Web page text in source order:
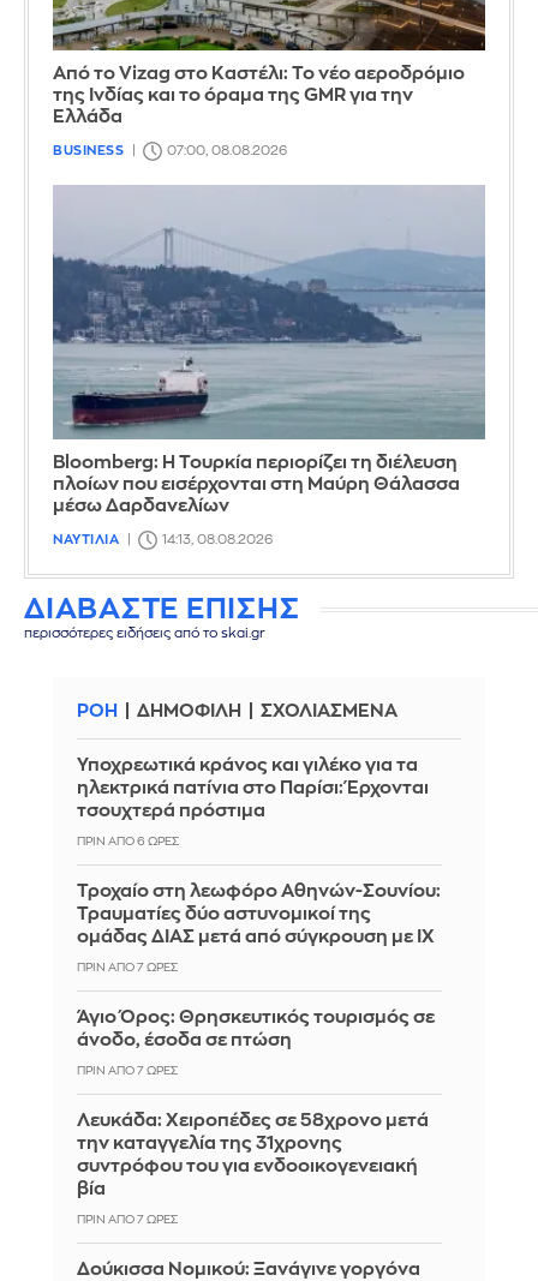
Από το Vizag στο Καστέλι: Το νέο αεροδρόμιο
της Ινδίας και το όραμα της GMR για την
Ελλάδα
BUSINESS 07:00, 08.08.2026
Bloomberg: Η Τουρκία περιορίζει τη διέλευση
πλοίων που εισέρχονται στη Μαύρη Θάλασσα
μέσω Δαρδανελίων
ΝΑΥΤΙΛΙΑ 14:13, 08.08.2026
ΔΙΑΒΑΣΤΕ ΕΠΙΣΗΣ
περισσότερες ειδήσεις από το skai.gr
ΡΟΗ ΔΗΜΟΦΙΛΗ ΣΧΟΛΙΑΣΜΕΝΑ
Υποχρεωτικά κράνος και γιλέκο για τα
ηλεκτρικά πατίνια στο Παρίσι: Έρχονται
τσουχτερά πρόστιμα
ΠΡΙΝ ΑΠΌ 6 ΏΡΕΣ
Τροχαίο στη λεωφόρο Αθηνών-Σουνίου:
Τραυματίες δύο αστυνομικοί της
ομάδας ΔΙΑΣ μετά από σύγκρουση με ΙΧ
ΠΡΙΝ ΑΠΌ 7 ΏΡΕΣ
Άγιο Όρος: Θρησκευτικός τουρισμός σε
άνοδο, έσοδα σε πτώση
ΠΡΙΝ ΑΠΌ 7 ΏΡΕΣ
Λευκάδα: Χειροπέδες σε 58χρονο μετά
την καταγγελία της 31χρονης
συντρόφου του για ενδοοικογενειακή
βία
ΠΡΙΝ ΑΠΌ 7 ΏΡΕΣ
Δούκισσα Νομικού: Ξανάγινε γοργόνα